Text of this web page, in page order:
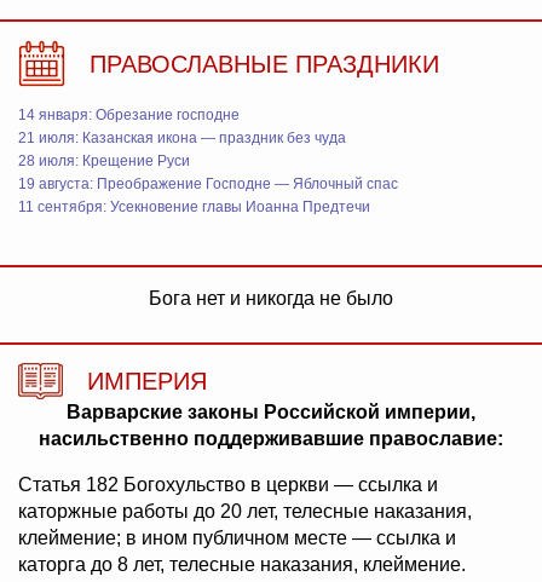
ПРАВОСЛАВНЫЕ ПРАЗДНИКИ
14 января: Обрезание господне
21 июля: Казанская икона — праздник без чуда
28 июля: Крещение Руси
19 августа: Преображение Господне — Яблочный спас
11 сентября: Усекновение главы Иоанна Предтечи
Бога нет и никогда не было
ИМПЕРИЯ
Варварские законы Российской империи,
насильственно поддерживавшие православие:
Статья 182 Богохульство в церкви — ссылка и
каторжные работы до 20 лет, телесные наказания,
клеймение; в ином публичном месте — ссылка и
каторга до 8 лет, телесные наказания, клеймение.